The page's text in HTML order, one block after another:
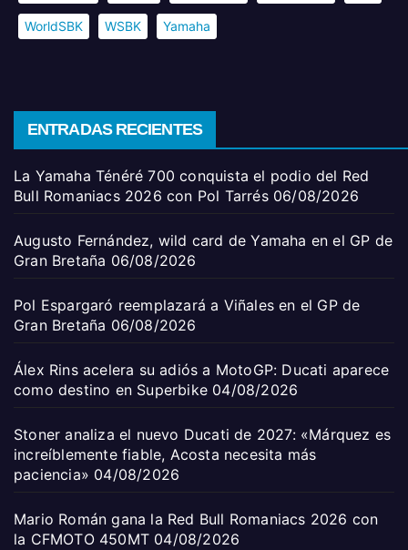
WorldSBK WSBK Yamaha
ENTRADAS RECIENTES
La Yamaha Ténéré 700 conquista el podio del Red
Bull Romaniacs 2026 con Pol Tarrés 06/08/2026
Augusto Fernández, wild card de Yamaha en el GP de
Gran Bretaña 06/08/2026
Pol Espargaró reemplazará a Viñales en el GP de
Gran Bretaña 06/08/2026
Álex Rins acelera su adiós a MotoGP: Ducati aparece
como destino en Superbike 04/08/2026
Stoner analiza el nuevo Ducati de 2027: «Márquez es
increíblemente fiable, Acosta necesita más
paciencia» 04/08/2026
Mario Román gana la Red Bull Romaniacs 2026 con
la CFMOTO 450MT 04/08/2026